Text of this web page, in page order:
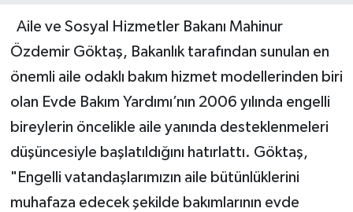
Aile ve Sosyal Hizmetler Bakanı Mahinur
Özdemir Göktaş, Bakanlık tarafından sunulan en
önemli aile odaklı bakım hizmet modellerinden biri
olan Evde Bakım Yardımı’nın 2006 yılında engelli
bireylerin öncelikle aile yanında desteklenmeleri
düşüncesiyle başlatıldığını hatırlattı. Göktaş,
"Engelli vatandaşlarımızın aile bütünlüklerini
muhafaza edecek şekilde bakımlarının evde